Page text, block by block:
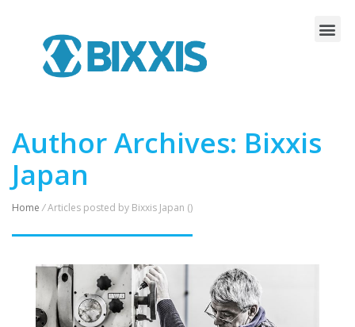
Author Archives: Bixxis
Japan
Home /Articles posted by Bixxis Japan ()